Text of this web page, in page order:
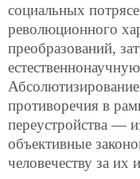
социальных
революционного
преобразований,
противоречия в
переустройства —
объективные
человечеству за их